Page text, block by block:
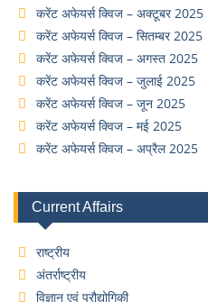
करेंट अफेयर्स क्विज – अक्टूबर 2025
करेंट अफेयर्स क्विज – सितम्बर 2025
करेंट अफेयर्स क्विज – अगस्त 2025
करेंट अफेयर्स क्विज – जुलाई 2025
करेंट अफेयर्स क्विज – जून 2025
करेंट अफेयर्स क्विज – मई 2025
करेंट अफेयर्स क्विज – अप्रैल 2025
Current Affairs
राष्ट्रीय
अंतर्राष्ट्रीय
विज्ञान एवं प्रौद्योगिकी